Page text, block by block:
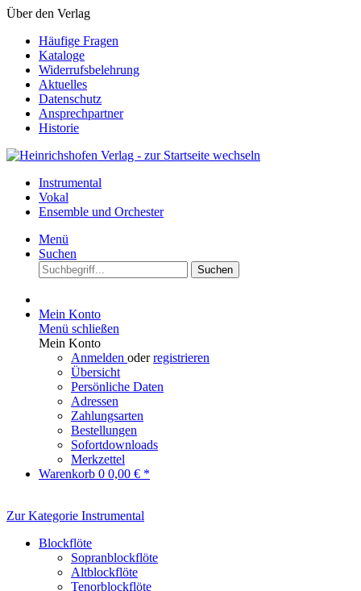
Über den Verlag
Häufige Fragen
Kataloge
Widerrufsbelehrung
Aktuelles
Datenschutz
Ansprechpartner
Historie
Instrumental
Vokal
Ensemble und Orchester
Menü
Suchen
Suchen
Mein Konto
Menü schließen
Mein Konto
Anmelden oderregistrieren
Übersicht
Persönliche Daten
Adressen
Zahlungsarten
Bestellungen
Sofortdownloads
Merkzettel
Warenkorb 0 0,00 € *
Zur Kategorie Instrumental
Blockflöte
Sopranblockflöte
Altblockflöte
Tenorblockflöte